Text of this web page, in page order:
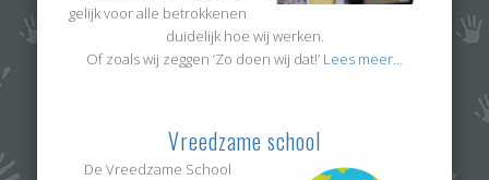
gelijk voor alle betrokkenen
duidelijk hoe wij werken.
Of zoals wij zeggen ‘Zo doen wij dat!’ Lees meer…
Vreedzame school
De Vreedzame School